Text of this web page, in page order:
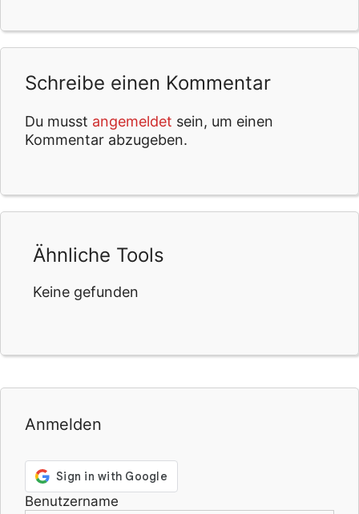
Schreibe einen Kommentar
Du musst angemeldet sein, um einen
Kommentar abzugeben.
Ähnliche Tools
Keine gefunden
Anmelden
Benutzername